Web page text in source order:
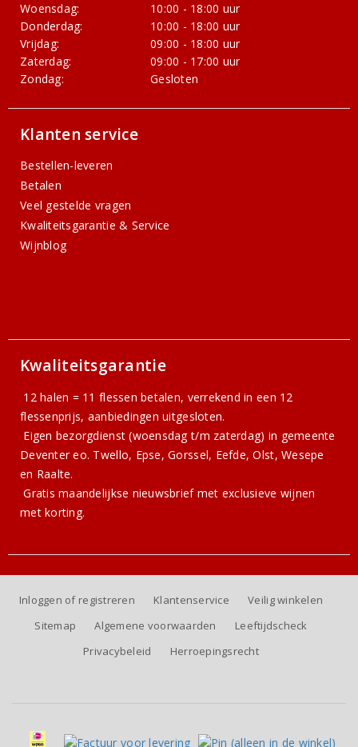
Woensdag:
10:00 - 18:00 uur
Donderdag:
10:00 - 18:00 uur
Vrijdag:
09:00 - 18:00 uur
Zaterdag:
09:00 - 17:00 uur
Zondag:
Gesloten
Klanten service
Bestellen-leveren
Betalen
Veel gestelde vragen
Kwaliteitsgarantie & Service
Wijnblog
Kwaliteitsgarantie
12 halen = 11 flessen betalen, verrekend in een 12
flessenprijs, aanbiedingen uitgesloten.
Eigen bezorgdienst (woensdag t/m zaterdag) in gemeente
Deventer eo. Twello, Epse, Gorssel, Eefde, Olst, Wesepe
en Raalte.
Gratismaandelijkse nieuwsbriefmet exclusieve wijnen
met korting.
Inloggen of registreren Klantenservice
Veilig winkelen
Sitemap
Algemene voorwaarden
Leeftijdscheck
Privacybeleid
Herroepingsrecht